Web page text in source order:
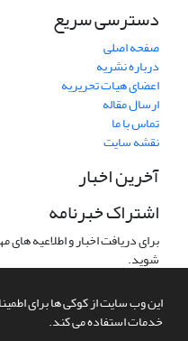
این وب سایت از کوکی ها برای
خدمات استفاده می کند.
دسترسی سریع
صفحه اصلی
درباره نشریه
اعضای هیات تحریریه
ارسال مقاله
تماس با ما
نقشه سایت
آخرین اخبار
اشتراک خبرنامه
برای دریافت اخبار و اطلاعیه
شوید.